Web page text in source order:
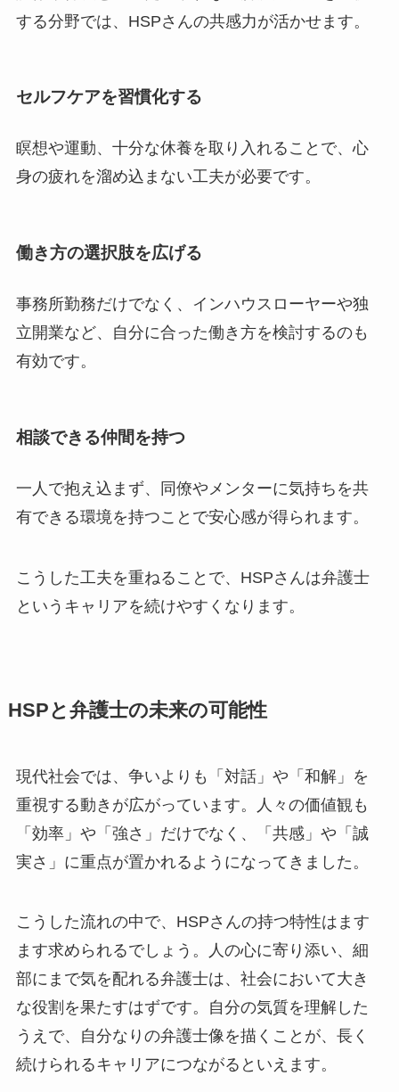
する分野では、HSPさんの共感力が活かせます。
セルフケアを習慣化する
瞑想や運動、十分な休養を取り入れることで、心
身の疲れを溜め込まない工夫が必要です。
働き方の選択肢を広げる
事務所勤務だけでなく、インハウスローヤーや独
立開業など、自分に合った働き方を検討するのも
有効です。
相談できる仲間を持つ
一人で抱え込まず、同僚やメンターに気持ちを共
有できる環境を持つことで安心感が得られます。
こうした工夫を重ねることで、HSPさんは弁護士
というキャリアを続けやすくなります。
HSPと弁護士の未来の可能性
現代社会では、争いよりも「対話」や「和解」を
重視する動きが広がっています。人々の価値観も
「効率」や「強さ」だけでなく、「共感」や「誠
実さ」に重点が置かれるようになってきました。
こうした流れの中で、HSPさんの持つ特性はます
ます求められるでしょう。人の心に寄り添い、細
部にまで気を配れる弁護士は、社会において大き
な役割を果たすはずです。自分の気質を理解した
うえで、自分なりの弁護士像を描くことが、長く
続けられるキャリアにつながるといえます。